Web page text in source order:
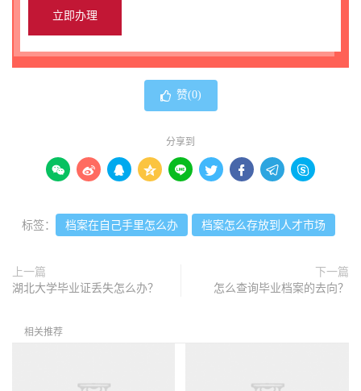
赞(0)
分享到
        
标签： 档案在自己手里怎么办 档案怎么存放到人才市场
上一篇
湖北大学毕业证丢失怎么办？
下一篇
怎么查询毕业档案的去向？
相关推荐